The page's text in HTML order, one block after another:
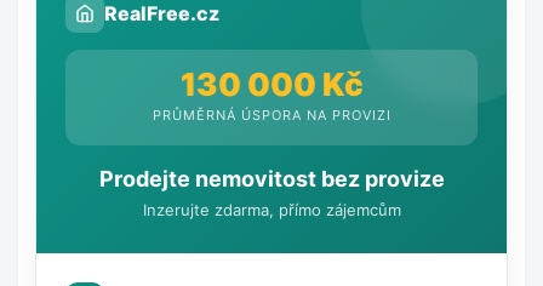
RealFree.cz
130 000 Kč
PRŮMĚRNÁ ÚSPORA NA PROVIZI
Prodejte nemovitost bez provize
Inzerujte zdarma, přímo zájemcům